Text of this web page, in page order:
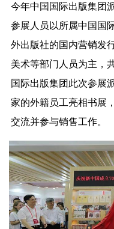
今年中国国际出版集团
参展人员以所属中国国
外出版社的国内营销发
美术等部门人员为主，
国际出版集团此次参展
家的外籍员工亮相书展
交流并参与销售工作。